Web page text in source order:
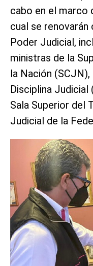
cabo en el marco
cual se
Poder Judicial,
ministras de la
la Nación
Disciplina
Sala Superior del
Judicial de la